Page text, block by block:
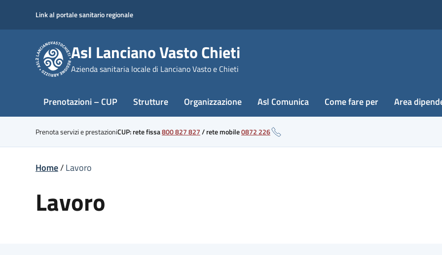
content
Link al portale sanitario regionale
Asl Lanciano Vasto Chieti
Azienda sanitaria locale di Lanciano Vasto e Chieti
Prenotazioni – CUP Strutture Organizzazione Asl Comunica Come fare per Area
Prenota servizi e prestazioniCUP: rete fissa800 827 827/rete mobile0872 226
Home/Lavoro
Lavoro